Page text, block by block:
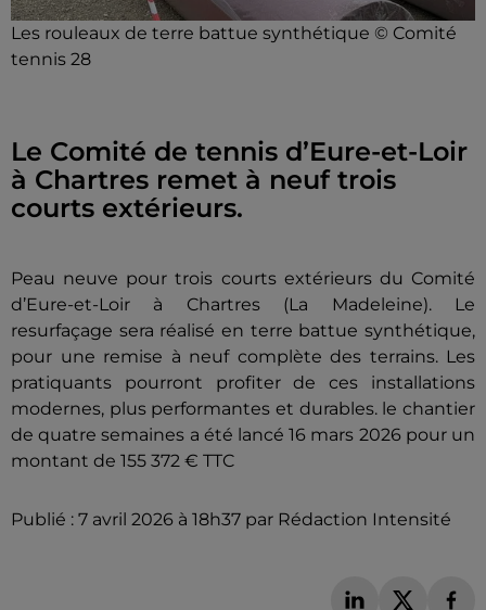
Les rouleaux de terre battue synthétique © Comité
tennis 28
Le Comité de tennis d’Eure-et-Loir
à Chartres remet à neuf trois
courts extérieurs.
Peau neuve pour trois courts extérieurs du Comité
d’Eure-et-Loir à Chartres (La Madeleine). Le
resurfaçage sera réalisé en terre battue synthétique,
pour une remise à neuf complète des terrains. Les
pratiquants pourront profiter de ces installations
modernes, plus performantes et durables. le chantier
de quatre semaines a été lancé 16 mars 2026 pour un
montant de 155 372 € TTC
Publié : 7 avril 2026 à 18h37 par Rédaction Intensité